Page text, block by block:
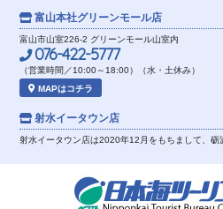
富山本社グリーンモール店
富山市山室226-2 グリーンモール山室内
076-422-5777
（営業時間／10:00～18:00）（水・土休み）
MAPはコチラ
射水イータウン店
射水イータウン店は2020年12月をもちまして、砺